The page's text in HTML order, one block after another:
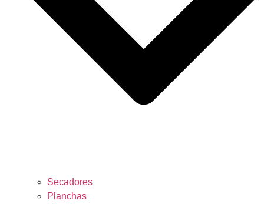
Secadores
Planchas